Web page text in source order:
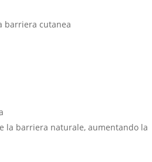
barriera cutanea
la barriera naturale, aumentando la